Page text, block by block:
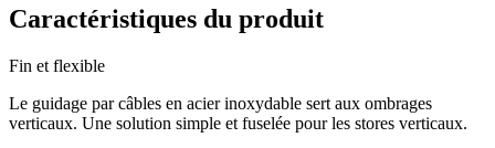
Caractéristiques du produit
Fin et flexible
Le guidage par câbles en acier inoxydable sert aux ombrages
verticaux. Une solution simple et fuselée pour les stores verticaux.